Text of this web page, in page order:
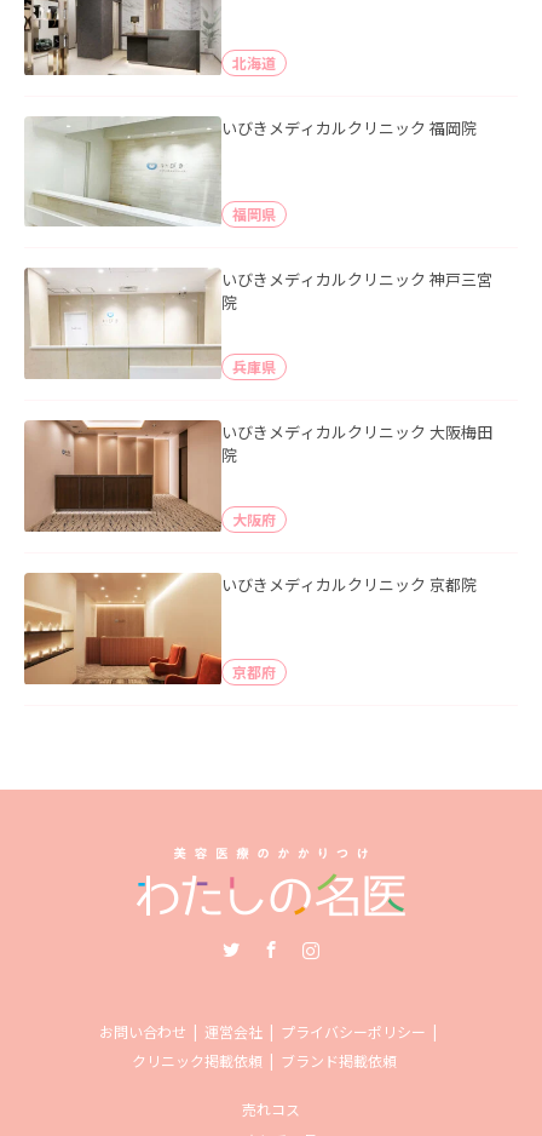
北海道
いびきメディカルクリニック 福岡院
福岡県
いびきメディカルクリニック 神戸三宮
院
兵庫県
いびきメディカルクリニック 大阪梅田
院
大阪府
いびきメディカルクリニック 京都院
京都府
お問い合わせ 運営会社
プライバシーポリシー
クリニック掲載依頼
ブランド掲載依頼
売れコス